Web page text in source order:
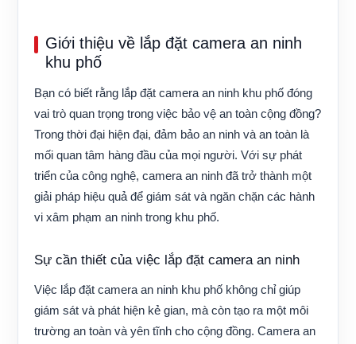
Giới thiệu về lắp đặt camera an ninh
khu phố
Bạn có biết rằng lắp đặt camera an ninh khu phố đóng
vai trò quan trọng trong việc bảo vệ an toàn cộng đồng?
Trong thời đại hiện đại, đảm bảo an ninh và an toàn là
mối quan tâm hàng đầu của mọi người. Với sự phát
triển của công nghệ, camera an ninh đã trở thành một
giải pháp hiệu quả để giám sát và ngăn chặn các hành
vi xâm phạm an ninh trong khu phố.
Sự cần thiết của việc lắp đặt camera an ninh
Việc lắp đặt camera an ninh khu phố không chỉ giúp
giám sát và phát hiện kẻ gian, mà còn tạo ra một môi
trường an toàn và yên tĩnh cho cộng đồng. Camera an